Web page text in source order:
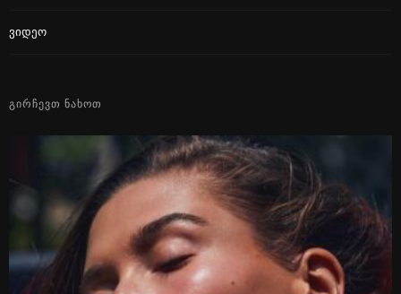
Ვიდეო
ᲒᲘᲠᲩᲔᲕᲗ ᲜᲐᲮᲝᲗ